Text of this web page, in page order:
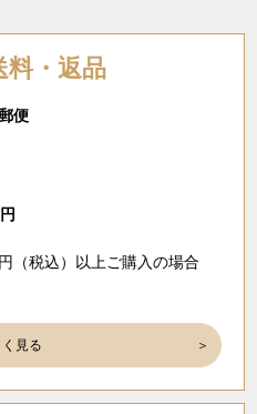
料・返品
便
（税込）以上ご購入の場合
見る